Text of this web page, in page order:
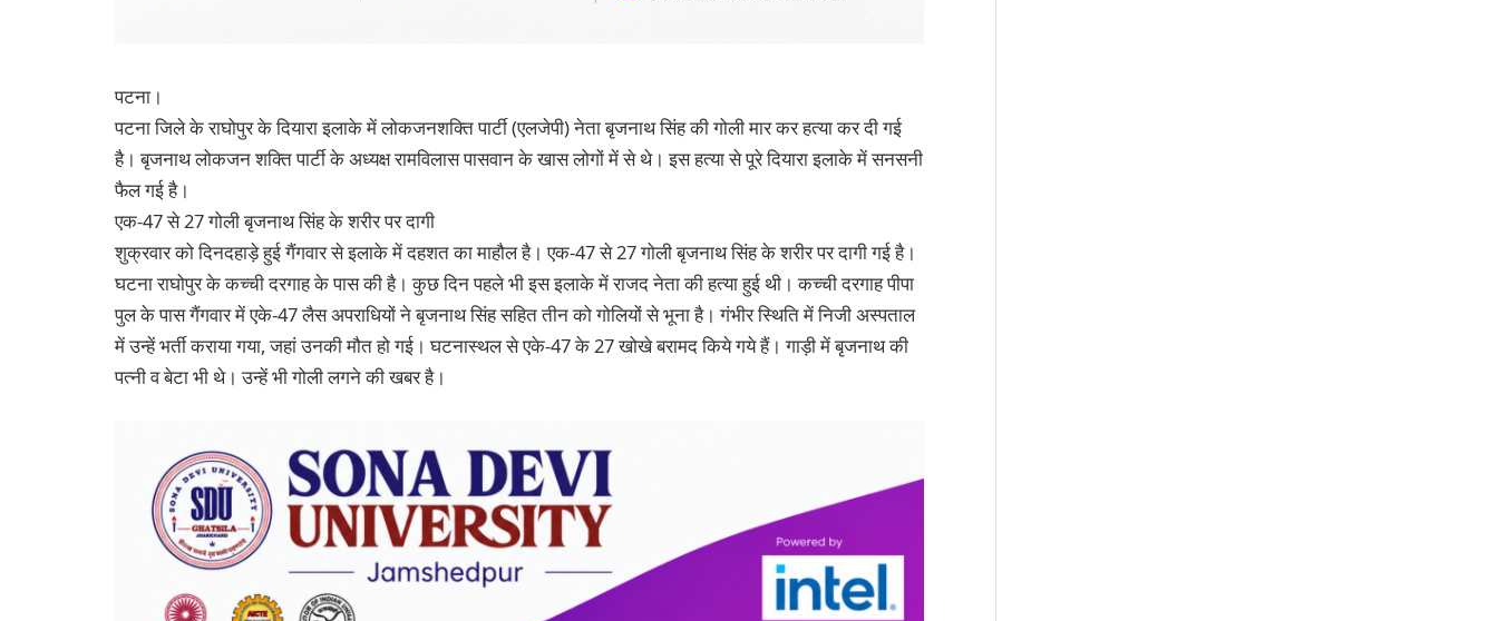
पटना।
पटना जिले के राघोपुर के दियारा इलाके में लोकजनशक्ति पार्टी (एलजेपी) नेता बृजनाथ सिंह की गोली मार कर हत्या कर दी गई
है। बृजनाथ लोकजन शक्ति पार्टी के अध्यक्ष रामविलास पासवान के खास लोगों में से थे। इस हत्या से पूरे दियारा इलाके में सनसनी
फैल गई है।
एक-47 से 27 गोली बृजनाथ सिंह के शरीर पर दागी
शुक्रवार को दिनदहाड़े हुई गैंगवार से इलाके में दहशत का माहौल है। एक-47 से 27 गोली बृजनाथ सिंह के शरीर पर दागी गई है।
घटना राघोपुर के कच्ची दरगाह के पास की है। कुछ दिन पहले भी इस इलाके में राजद नेता की हत्या हुई थी। कच्ची दरगाह पीपा
पुल के पास गैंगवार में एके-47 लैस अपराधियों ने बृजनाथ सिंह सहित तीन को गोलियों से भूना है। गंभीर स्थिति में निजी अस्पताल
में उन्हें भर्ती कराया गया, जहां उनकी मौत हो गई। घटनास्थल से एके-47 के 27 खोखे बरामद किये गये हैं। गाड़ी में बृजनाथ की
पत्नी व बेटा भी थे। उन्हें भी गोली लगने की खबर है।